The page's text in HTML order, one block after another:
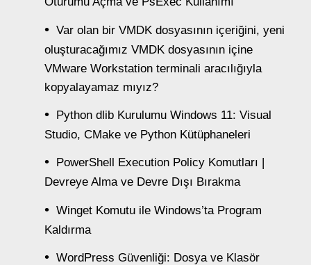
Var olan bir VMDK dosyasının içeriğini, yeni
oluşturacağımız VMDK dosyasının içine
VMware Workstation terminali aracılığıyla
kopyalayamaz mıyız?
Python dlib Kurulumu Windows 11: Visual
Studio, CMake ve Python Kütüphaneleri
PowerShell Execution Policy Komutları |
Devreye Alma ve Devre Dışı Bırakma
Winget Komutu ile Windows’ta Program
Kaldırma
WordPress Güvenliği: Dosya ve Klasör